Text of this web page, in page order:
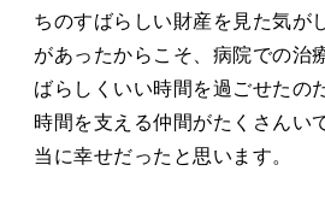
ちのすばらしい財産を見た気が
があったからこそ、病院での治
ばらしくいい時間を過ごせたの
時間を支える仲間がたくさんい
当に幸せだったと思います。